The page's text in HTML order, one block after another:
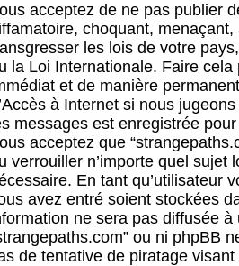
acceptez de ne pas publier
choquant,
les lois de votre
la Loi Internationale. Faire
et de manière
à Internet si nous
messages est enregistrée
acceptez que
verrouiller n’importe quel sujet
En tant qu’utilisateur
avez entré soient stockées
ne sera pas diffusée
ou ni phpBB
de tentative de piratage